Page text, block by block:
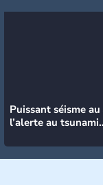
Puissant séisme au
l’alerte au tsunami